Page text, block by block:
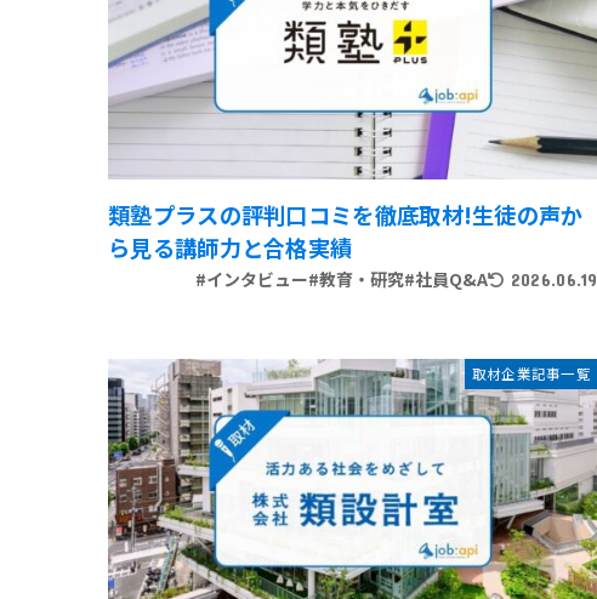
類塾プラスの評判口コミを徹底取材!生徒の声か
ら見る講師力と合格実績
#インタビュー#教育・研究#社員Q&A 2026.06.19
取材企業記事一覧